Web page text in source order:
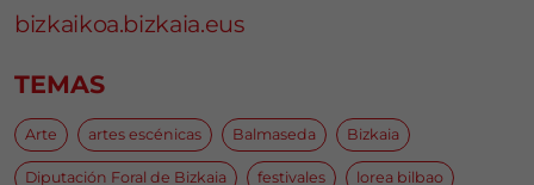
bizkaikoa.bizkaia.eus
TEMAS
Arte artes escénicas Balmaseda Bizkaia
Diputación Foral de Bizkaia festivales lorea bilbao